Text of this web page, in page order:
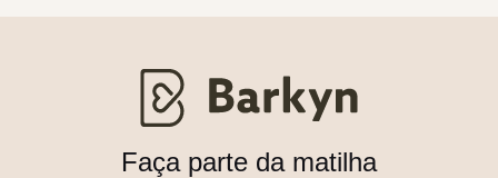
Faça parte da matilha